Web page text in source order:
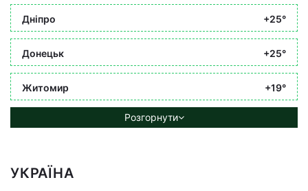
Дніпро +25°
Донецьк +25°
Житомир +19°
Розгорнути
УКРАЇНА